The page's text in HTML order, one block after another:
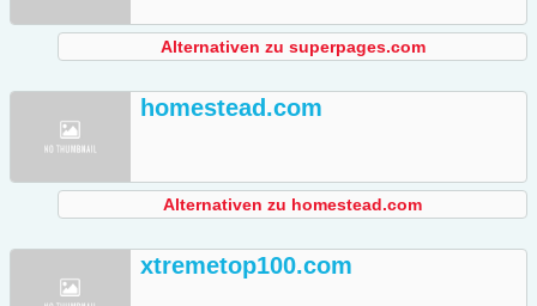
Alternativen zu superpages.com
homestead.com
Alternativen zu homestead.com
xtremetop100.com